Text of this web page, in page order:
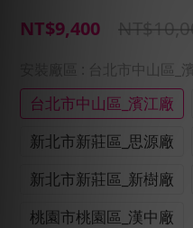
NT$9,400
: 台北市中山區_
台北市中山區_濱江廠
新北市新莊區_思源廠
新北市新莊區_新樹廠
桃園市桃園區_漢中廠